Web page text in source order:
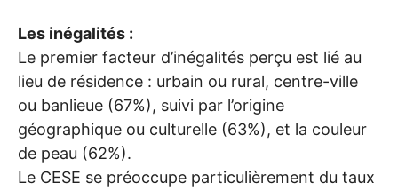
Les inégalités :
Le premier facteur d’inégalités perçu est lié au
lieu de résidence : urbain ou rural, centre-ville
ou banlieue (67%), suivi par l’origine
géographique ou culturelle (63%), et la couleur
de peau (62%).
Le CESE se préoccupe particulièrement du taux